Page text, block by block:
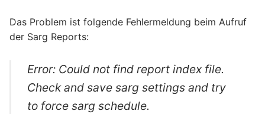
Das Problem ist folgende Fehlermeldung beim Aufruf
der Sarg Reports:
Error: Could not find report index file.
Check and save sarg settings and try
to force sarg schedule.